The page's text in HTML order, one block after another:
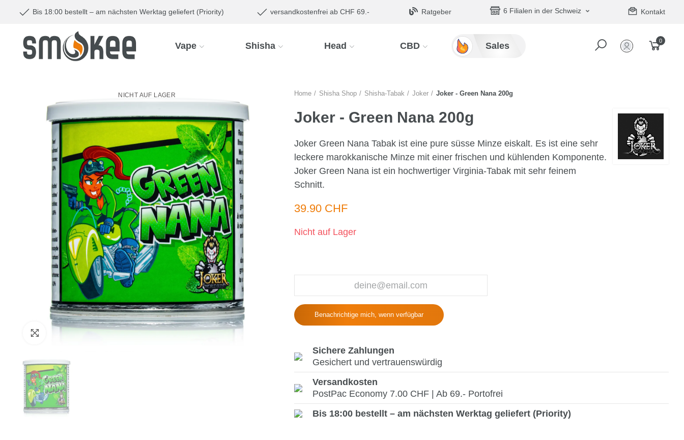
Bis 18:00 bestellt – am nächsten Werktag geliefert (Priority) versandkostenfrei ab CHF 69.- Ratgeber 6 Filialen in der Schweiz Kontakt
Vape Shisha Head CBD Sales
0
NICHT AUF LAGER Home Shisha Shop Shisha-Tabak Joker Joker - Green Nana 200g
Joker - Green Nana 200g
Joker Green Nana Tabak ist eine pure süsse Minze eiskalt. Es ist eine sehr
leckere marokkanische Minze mit einer frischen und kühlenden Komponente.
Joker Green Nana ist ein hochwertiger Virginia-Tabak mit sehr feinem
Schnitt.
39.90 CHF
Nicht auf Lager
Benachrichtige mich, wenn verfügbar
Sichere Zahlungen
Gesichert und vertrauenswürdig
Versandkosten
PostPac Economy 7.00 CHF | Ab 69.- Portofrei
Bis 18:00 bestellt – am nächsten Werktag geliefert (Priority)